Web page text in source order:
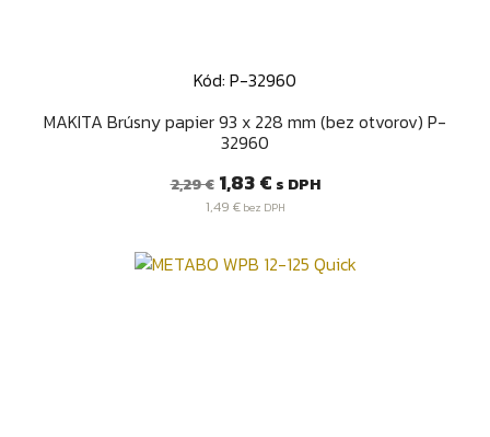
Kód: P-32960
MAKITA Brúsny papier 93 x 228 mm (bez otvorov) P-
32960
Bežná
cena
2,29 € Cena
1,83 € s DPH
1,49 €bez DPH